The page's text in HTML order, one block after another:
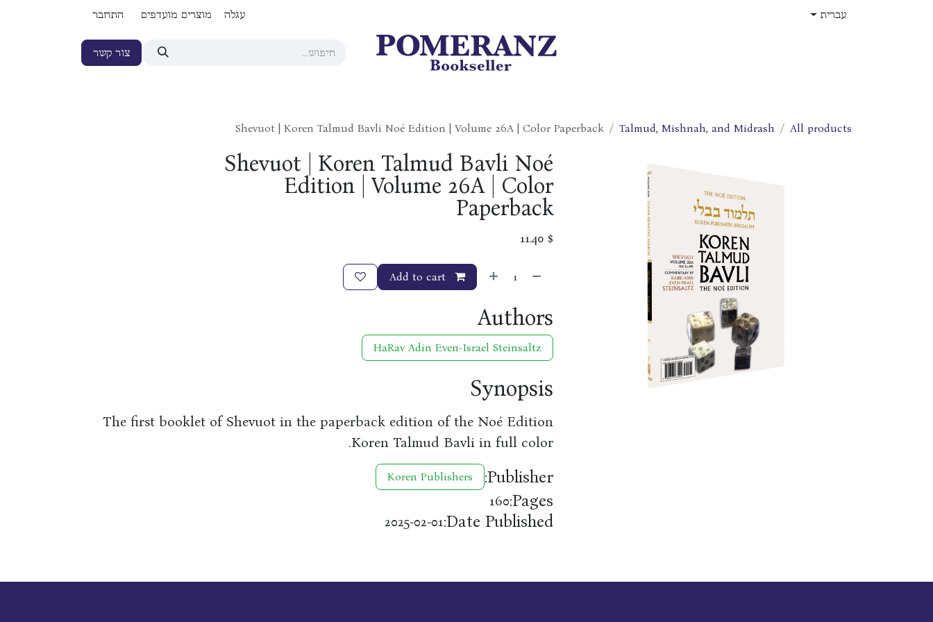
עברית עגלה מוצרים מועדפים התחבר
צור קשר
All products
Talmud, Mishnah, and Midrash
Shevuot | Koren Talmud Bavli Noé Edition | Volume 26A | Color Paperback
Shevuot | Koren Talmud Bavli Noé
Edition | Volume 26A | Color
Paperback
$
11.40
Authors
HaRav Adin Even-Israel Steinsaltz
Synopsis
The first booklet of Shevuot in the paperback edition of the Noé Edition
Koren Talmud Bavli in full color.
Publisher:
Koren Publishers
Pages:
160
Date Published:
2025-02-01